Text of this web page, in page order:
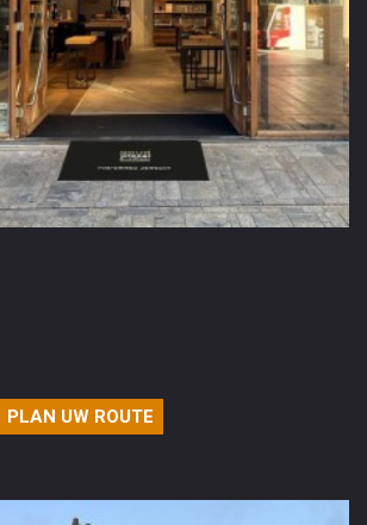
PLAN UW ROUTE